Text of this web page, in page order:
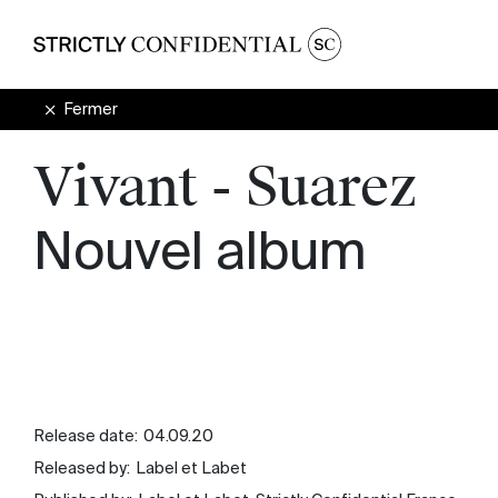
Fermer
Vivant - Suarez
Nouvel album
Release date: 04.09.20
Released by: Label et Labet